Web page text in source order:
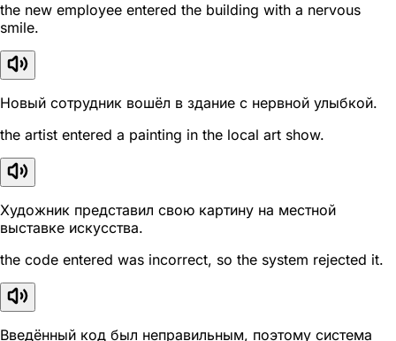
the new employee entered the building with a nervous
smile.
Новый сотрудник вошёл в здание с нервной улыбкой.
the artist entered a painting in the local art show.
Художник представил свою картину на местной
выставке искусства.
the code entered was incorrect, so the system rejected it.
Введённый код был неправильным, поэтому система